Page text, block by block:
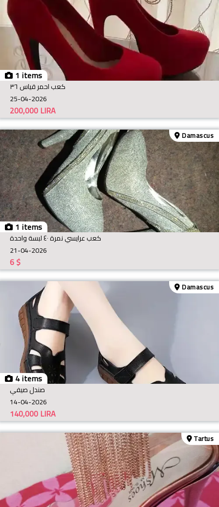
1 items
كعب احمر قياس ٣٦
25-04-2026
LIRA
200,000
1 items
Damascus
كعب عرايسي نمرة ٤٠ لبسة واحدة
21-04-2026
$
6
4 items
Damascus
صندل صيفي
14-04-2026
LIRA
140,000
Tartus